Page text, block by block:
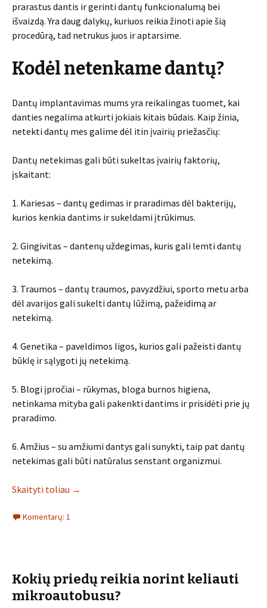
prarastus dantis ir gerinti dantų funkcionalumą bei
išvaizdą. Yra daug dalykų, kuriuos reikia žinoti apie šią
procedūrą, tad netrukus juos ir aptarsime.
Kodėl netenkame dantų?
Dantų implantavimas mums yra reikalingas tuomet, kai
danties negalima atkurti jokiais kitais būdais. Kaip žinia,
netekti dantų mes galime dėl itin įvairių priežasčių:
Dantų netekimas gali būti sukeltas įvairių faktorių,
įskaitant:
1. Kariesas – dantų gedimas ir praradimas dėl bakterijų,
kurios kenkia dantims ir sukeldami įtrūkimus.
2. Gingivitas – dantenų uždegimas, kuris gali lemti dantų
netekimą.
3. Traumos – dantų traumos, pavyzdžiui, sporto metu arba
dėl avarijos gali sukelti dantų lūžimą, pažeidimą ar
netekimą.
4. Genetika – paveldimos ligos, kurios gali pažeisti dantų
būklę ir sąlygoti jų netekimą.
5. Blogi įpročiai – rūkymas, bloga burnos higiena,
netinkama mityba gali pakenkti dantims ir prisidėti prie jų
praradimo.
6. Amžius – su amžiumi dantys gali sunykti, taip pat dantų
netekimas gali būti natūralus senstant organizmui.
Skaityti toliau →
Komentarų: 1
Kokių priedų reikia norint keliauti
mikroautobusu?